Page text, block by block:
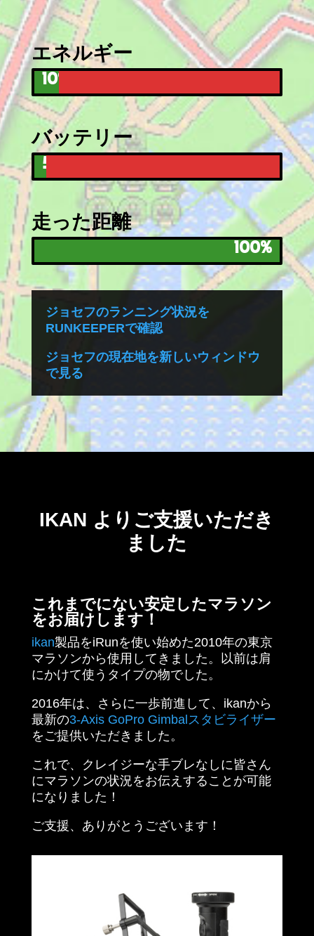
エネルギー
10%
10%
バッテリー
5%
5%
走った距離
100%
100%
ジョセフのランニング状況を
RUNKEEPERで確認
ジョセフの現在地を新しいウィンドウ
で見る
IKAN よりご支援いただき
ました
これまでにない安定したマラソン
をお届けします！
ikan製品をiRunを使い始めた2010年の東京
マラソンから使用してきました。以前は肩
にかけて使うタイプの物でした。
2016年は、さらに一歩前進して、ikanから
最新の3-Axis GoPro Gimbalスタビライザー
をご提供いただきました。
これで、クレイジーな手ブレなしに皆さん
にマラソンの状況をお伝えすることが可能
になりました！
ご支援、ありがとうございます！